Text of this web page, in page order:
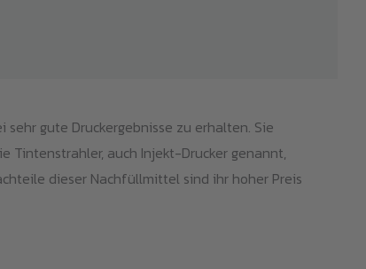
gute Druckergebnisse zu erhalten. Sie
Tintenstrahler, auch Injekt-Drucker genannt,
dieser Nachfüllmittel sind ihr hoher Preis